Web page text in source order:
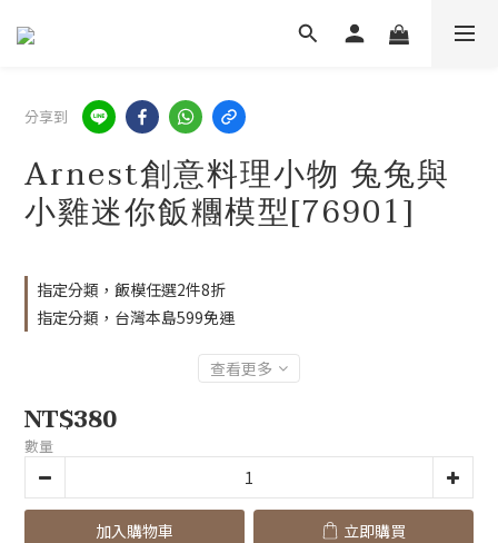
分享到
Arnest創意料理小物 兔兔與
小雞迷你飯糰模型[76901]
指定分類，飯模任選2件8折
指定分類，台灣本島599免運
查看更多
NT$380
數量
加入購物車 立即購買